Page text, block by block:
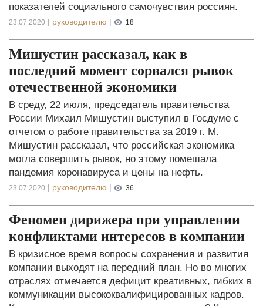
показателей социального самочувствия россиян.
23.07.2020 | руководителю | 18
Мишустин рассказал, как в
последний момент сорвался рывок
отечественной экономики
В среду, 22 июля, председатель правительства
России Михаил Мишустин выступил в Госдуме с
отчетом о работе правительства за 2019 г. М.
Мишустин рассказал, что российская экономика
могла совершить рывок, но этому помешала
пандемия коронавируса и цены на нефть.
23.07.2020 | руководителю | 36
Феномен дирижера при управлении
конфликтами интересов в компании
В кризисное время вопросы сохранения и развития
компании выходят на передний план. Но во многих
отраслях отмечается дефицит креативных, гибких в
коммуникации высококвалифицированных кадров.